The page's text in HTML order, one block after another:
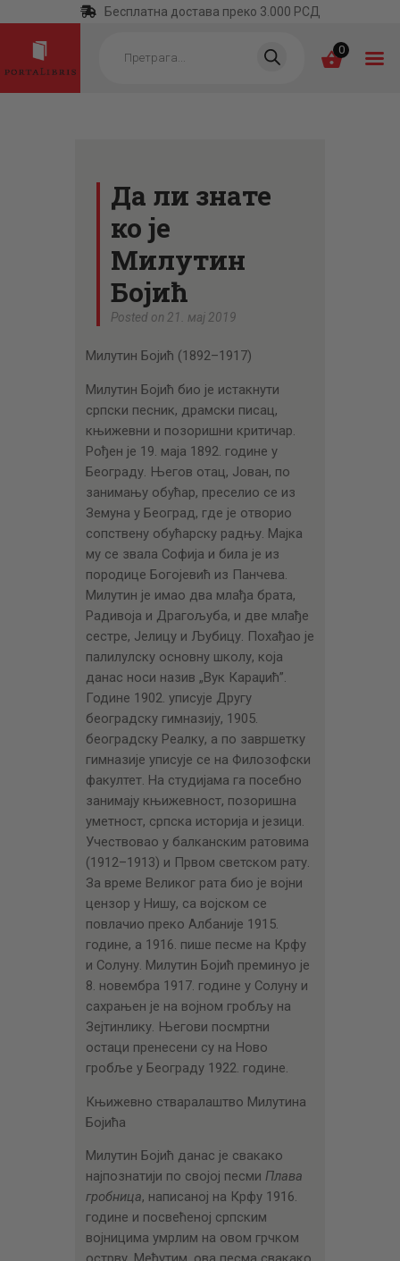
Бесплатна достава преко 3.000 РСД
search 0
КАТЕГОРИЈЕ
НАЈПРОДАВАНИЈЕ
НОВЕ КЊИГЕ
ОТРГНУТО ОД
ЗАБОРАВА
ЦЕНОВНИК
ПИСМО
Да ли знате
ко је
Милутин
Бојић
Posted on 21. мај 2019
Милутин Бојић (1892–1917)
Милутин Бојић био је истакнути
српски песник, драмски писац,
књижевни и позоришни критичар.
Рођен је 19. маја 1892. године у
Београду. Његов отац, Јован, по
занимању обућар, преселио се из
Земуна у Београд, где је отворио
сопствену обућарску радњу. Мајка
му се звала Софија и била је из
породице Богојевић из Панчева.
Милутин је имао два млађа брата,
Радивоја и Драгољуба, и две млађе
сестре, Јелицу и Љубицу. Похађао је
палилулску основну школу, која
данас носи назив „Вук Караџић”.
Године 1902. уписује Другу
београдску гимназију, 1905.
београдску Реалку, а по завршетку
гимназије уписује се на Филозофски
факултет. На студијама га посебно
занимају књижевност, позоришна
уметност, српска историја и језици.
Учествовао у балканским ратовима
(1912–1913) и Првом светском рату.
За време Великог рата био је војни
цензор у Нишу, са војском се
повлачио преко Албаније 1915.
године, а 1916. пише песме на Крфу
и Солуну. Милутин Бојић преминуо је
8. новембра 1917. године у Солуну и
сахрањен је на војном гробљу на
Зејтинлику. Његови посмртни
остаци пренесени су на Ново
гробље у Београду 1922. године.
Књижевно стваралаштво Милутина
Бојића
Милутин Бојић данас је свакако
најпознатији по својој песми Плава
гробница, написаној на Крфу 1916.
године и посвећеној српским
војницима умрлим на овом грчком